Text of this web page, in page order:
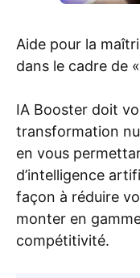
Aide pour la
dans le cadre de
IA Booster doit
transformation
en vous
d’intelligence
façon à réduire
monter en
compétitivité.